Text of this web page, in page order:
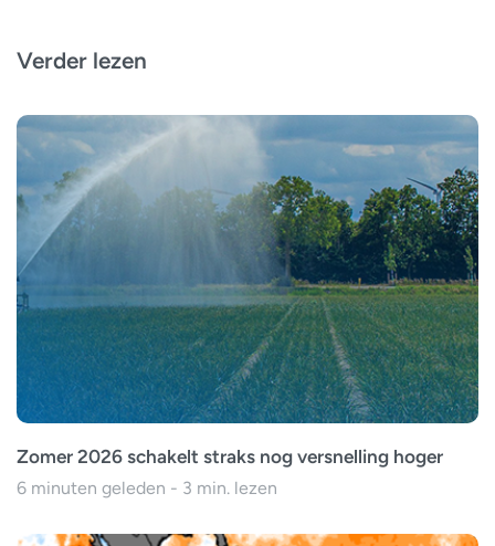
Verder lezen
Zomer 2026 schakelt straks nog versnelling hoger
6 minuten geleden - 3 min. lezen